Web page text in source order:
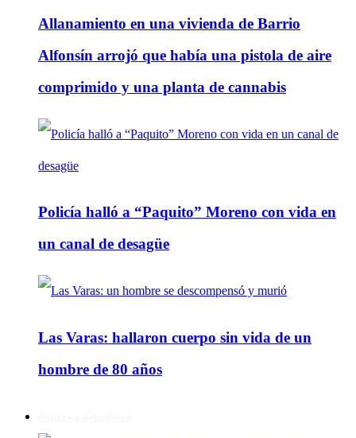
Allanamiento en una vivienda de Barrio
Alfonsín arrojó que había una pistola de aire
comprimido y una planta de cannabis
Policía halló a “Paquito” Moreno con vida en
un canal de desagüe
Las Varas: hallaron cuerpo sin vida de un
hombre de 80 años